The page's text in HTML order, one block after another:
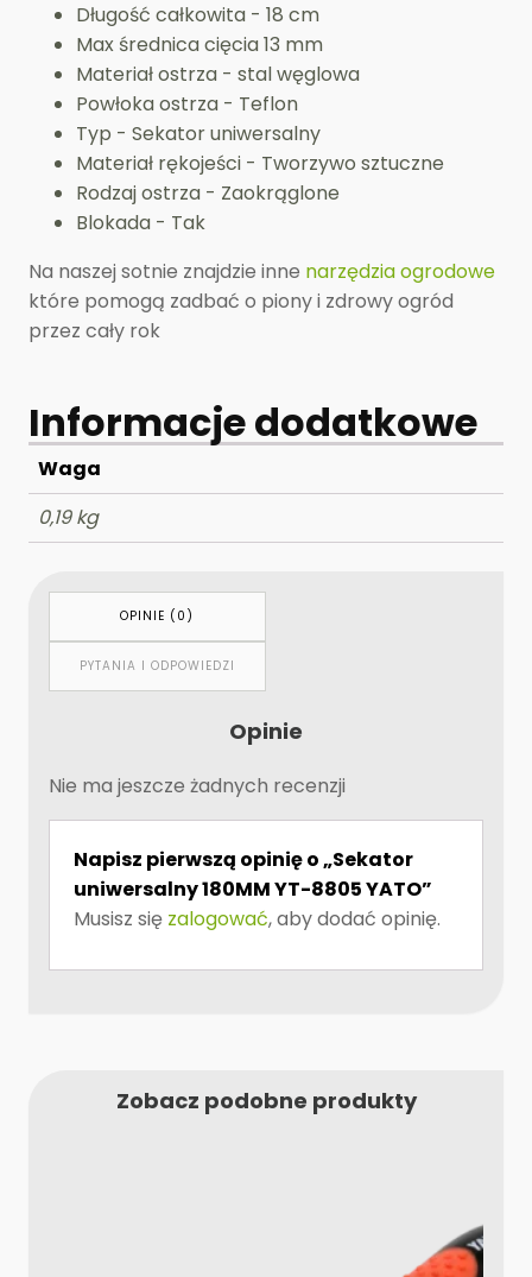
OPINIE (0)
PYTANIA I ODPOWIEDZI
Opinie
Nie ma jeszcze żadnych recenzji
Napisz pierwszą opinię o „Sekator
uniwersalny 180MM YT-8805 YATO”
Musisz się zalogować, aby dodać opinię.
Zobacz podobne produkty
Długość całkowita - 18 cm
Max średnica cięcia 13 mm
Materiał ostrza - stal węglowa
Powłoka ostrza - Teflon
Typ - Sekator uniwersalny
Materiał rękojeści - Tworzywo sztuczne
Rodzaj ostrza - Zaokrąglone
Blokada - Tak
Na naszej sotnie znajdzie inne narzędzia ogrodowe
które pomogą zadbać o piony i zdrowy ogród
przez cały rok
Informacje dodatkowe
Waga
0,19 kg